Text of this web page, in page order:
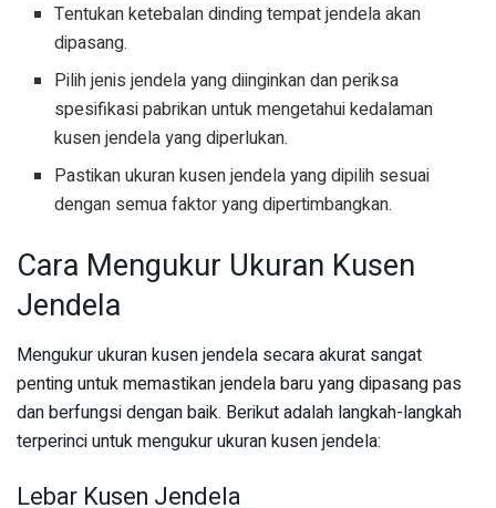
Tentukan ketebalan dinding tempat jendela akan
dipasang.
Pilih jenis jendela yang diinginkan dan periksa
spesifikasi pabrikan untuk mengetahui kedalaman
kusen jendela yang diperlukan.
Pastikan ukuran kusen jendela yang dipilih sesuai
dengan semua faktor yang dipertimbangkan.
Cara Mengukur Ukuran Kusen
Jendela
Mengukur ukuran kusen jendela secara akurat sangat
penting untuk memastikan jendela baru yang dipasang pas
dan berfungsi dengan baik. Berikut adalah langkah-langkah
terperinci untuk mengukur ukuran kusen jendela:
Lebar Kusen Jendela